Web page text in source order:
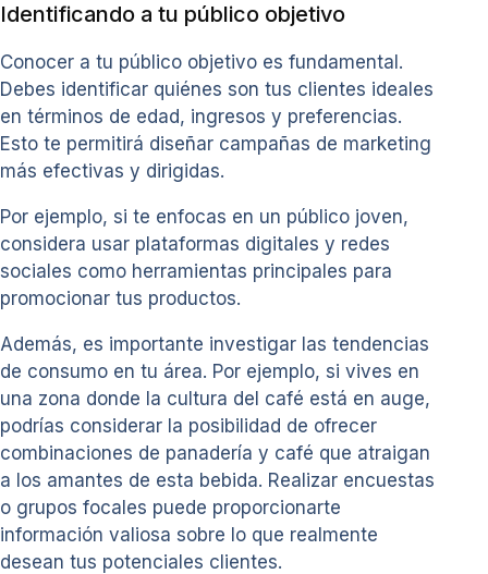
Identificando a tu público objetivo
Conocer a tu público objetivo es fundamental.
Debes identificar quiénes son tus clientes ideales
en términos de edad, ingresos y preferencias.
Esto te permitirá diseñar campañas de marketing
más efectivas y dirigidas.
Por ejemplo, si te enfocas en un público joven,
considera usar plataformas digitales y redes
sociales como herramientas principales para
promocionar tus productos.
Además, es importante investigar las tendencias
de consumo en tu área. Por ejemplo, si vives en
una zona donde la cultura del café está en auge,
podrías considerar la posibilidad de ofrecer
combinaciones de panadería y café que atraigan
a los amantes de esta bebida. Realizar encuestas
o grupos focales puede proporcionarte
información valiosa sobre lo que realmente
desean tus potenciales clientes.